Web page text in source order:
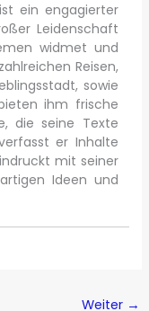
ein engagierter
Leidenschaft
widmet und
Reisen,
sowie
ihm frische
die seine Texte
er Inhalte
mit seiner
Ideen und
Weiter →